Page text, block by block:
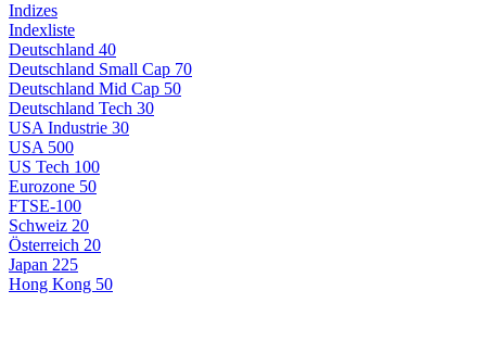
Indizes
Indexliste
Deutschland 40
Deutschland Small Cap 70
Deutschland Mid Cap 50
Deutschland Tech 30
USA Industrie 30
USA 500
US Tech 100
Eurozone 50
FTSE-100
Schweiz 20
Österreich 20
Japan 225
Hong Kong 50